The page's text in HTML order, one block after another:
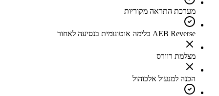
מערכת התראה מקוריות
AEB Reverse בלימה אוטונומית בנסיעה לאחור
מצלמת רוורס
הכנה למנעול אלכוהול